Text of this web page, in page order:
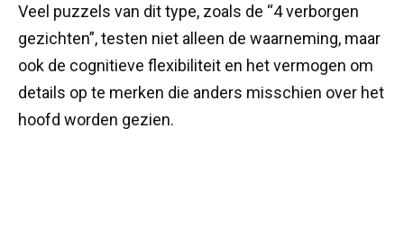
Veel puzzels van dit type, zoals de “4 verborgen
gezichten”, testen niet alleen de waarneming, maar
ook de cognitieve flexibiliteit en het vermogen om
details op te merken die anders misschien over het
hoofd worden gezien.